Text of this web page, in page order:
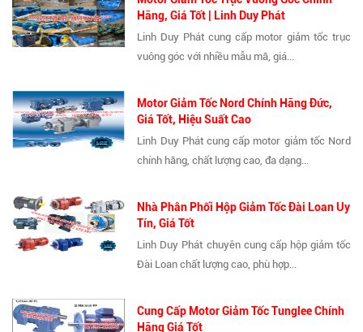
Hãng, Giá Tốt | Linh Duy Phát
Linh Duy Phát cung cấp motor giảm tốc trục
vuông góc với nhiều mẫu mã, giá...
Motor Giảm Tốc Nord Chính Hãng Đức,
Giá Tốt, Hiệu Suất Cao
Linh Duy Phát cung cấp motor giảm tốc Nord
chính hãng, chất lượng cao, đa dạng...
Nhà Phân Phối Hộp Giảm Tốc Đài Loan Uy
Tín, Giá Tốt
Linh Duy Phát chuyên cung cấp hộp giảm tốc
Đài Loan chất lượng cao, phù hợp...
Cung Cấp Motor Giảm Tốc Tunglee Chính
Hãng Giá Tốt